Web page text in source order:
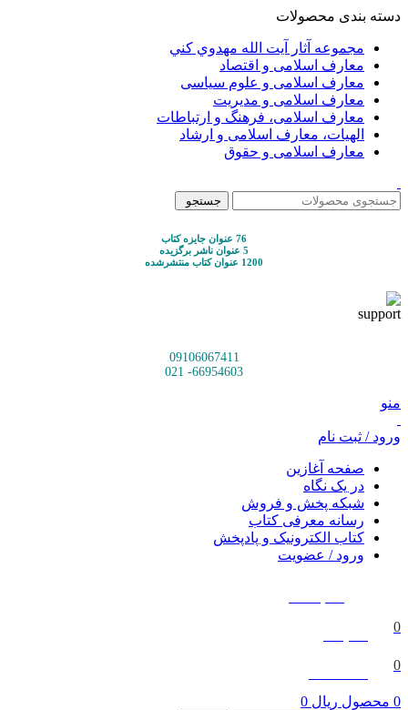
دسته بندی محصولات
مجموعه آثار آيت الله مهدوي كني
معارف اسلامی و اقتصاد
معارف اسلامی و علوم سیاسی
معارف اسلامی و مدیریت
معارف اسلامی، فرهنگ و ارتباطات
الهیات، معارف اسلامی و ارشاد
معارف اسلامی و حقوق
جستجو
76 عنوان جایزه کتاب
5 عنوان ناشر برگزیده
1200 عنوان کتاب منتشرشده
09106067411
66954603- 021
منو
ورود / ثبت نام
صفحه آغازین
در یک نگاه
شبکه پخش و فروش
رسانه معرفی کتاب
کتاب الکترونیک و پادپخش
ورود / عضویت
0
0
0 محصول ریال